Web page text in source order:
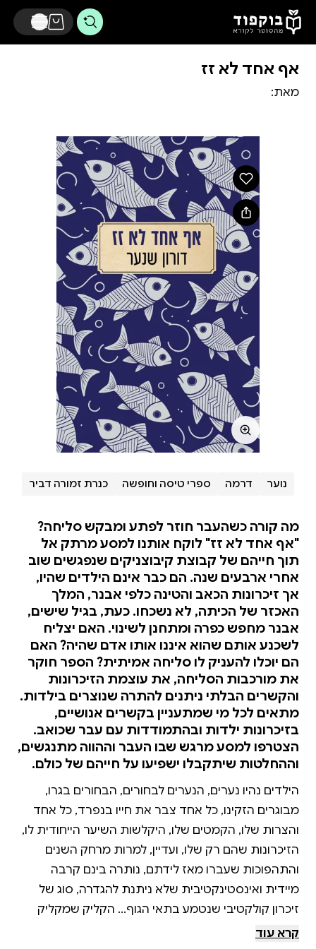
דלג לתוכן הראשי
אף אחד לא זז
מאת:
נוער דרמה ספרי טיסה וחופשה כנרת זמורה דביר
מה קורה כשהעבר חוזר לפתע ומבקש סליחה?
"אף אחד לא זז" לוקח אותנו למסע מרתק אל
תוך חייהם של קבוצת קיבוצניקים שנפגשים שוב
אחרי ארבעים שנה. הם כבר אינם הילדים שהיו,
אך זיכרונות הכאב והטינה כלפי אבנר, המלך
האכזר של הכיתה, לא נשכחו. כעת, בגיל שישים,
אבנר מחפש כפרה ומתחנן לשינוי. האם יצליח
לשכנע אותם שהוא איננו אותו אדם שהיה? האם
הם יוכלו להעניק לו סליחה אמיתית? הספר חוקר
את מורכבות הסליחה, את עוצמת הזיכרונות
והקשרים הבלתי ניתנים להתרה שנוצרים בילדות.
מתאים לכל מי שמתעניין בקשרים אנושיים,
בזיכרונות ילדות ובהתמודדות עם עבר שכואב.
הצטרפו למסע מרגש שבו העבר וההווה מתנגשים,
וההחלטות שיתקבלו ישפיעו על חייהם של כולם.
הילדים נהיו נערים, הנערים לבחורים, הבחורים בגרו,
מבוגרים הזקינו, כל אחד צבר את חייו בנפרד, כל אחד
והצרות שלו, הקמטים שלו, היקלשות השיער הייחודית לו,
הזיכרונות שהם רק שלו, ועדיין, למרות מרחק השנים
והתהפוכות שעברו מאז לידתם, נותרה בינם קרבה
מיידית ואינסטינקטיבית שלא ניתנת להגדרה, סוג של
זיכרון קולקטיבי שנטמע בתאי הגוף... הקליק שמקליק
כשנפגשים אחים אוהבים שגדלו יחד באותו בית, חוט שבו
קרא עוד